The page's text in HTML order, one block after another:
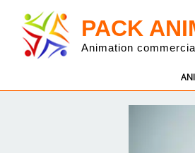
PACK
Animation